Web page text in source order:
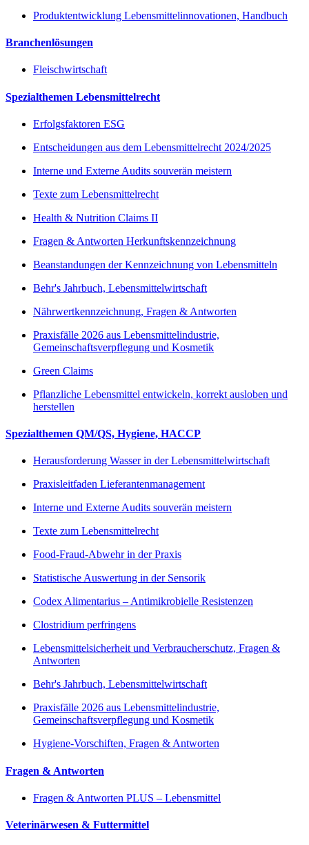
Produktentwicklung Lebensmittelinnovationen, Handbuch
Branchenlösungen
Fleischwirtschaft
Spezialthemen Lebensmittelrecht
Erfolgsfaktoren ESG
Entscheidungen aus dem Lebensmittelrecht 2024/2025
Interne und Externe Audits souverän meistern
Texte zum Lebensmittelrecht
Health & Nutrition Claims II
Fragen & Antworten Herkunftskennzeichnung
Beanstandungen der Kennzeichnung von Lebensmitteln
Behr's Jahrbuch, Lebensmittelwirtschaft
Nährwertkennzeichnung, Fragen & Antworten
Praxisfälle 2026 aus Lebensmittelindustrie,
Gemeinschaftsverpflegung und Kosmetik
Green Claims
Pflanzliche Lebensmittel entwickeln, korrekt ausloben und
herstellen
Spezialthemen QM/QS, Hygiene, HACCP
Herausforderung Wasser in der Lebensmittelwirtschaft
Praxisleitfaden Lieferantenmanagement
Interne und Externe Audits souverän meistern
Texte zum Lebensmittelrecht
Food-Fraud-Abwehr in der Praxis
Statistische Auswertung in der Sensorik
Codex Alimentarius – Antimikrobielle Resistenzen
Clostridium perfringens
Lebensmittelsicherheit und Verbraucherschutz, Fragen &
Antworten
Behr's Jahrbuch, Lebensmittelwirtschaft
Praxisfälle 2026 aus Lebensmittelindustrie,
Gemeinschaftsverpflegung und Kosmetik
Hygiene-Vorschiften, Fragen & Antworten
Fragen & Antworten
Fragen & Antworten PLUS – Lebensmittel
Veterinärwesen & Futtermittel